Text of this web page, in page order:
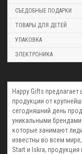
СЪЕДОБНЫЕ ПОДАРКИ
ТОВАРЫ ДЛЯ ДЕТЕЙ
УПАКОВКА
ЭЛЕКТРОНИКА
Happy Gifts
продукции от
сегодняшний день
уникальными брендами
которые занимают
известны во всем
Start и Iskra,